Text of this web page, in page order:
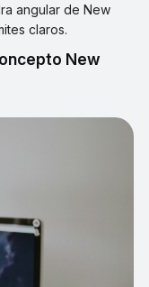
angular de New
claros.